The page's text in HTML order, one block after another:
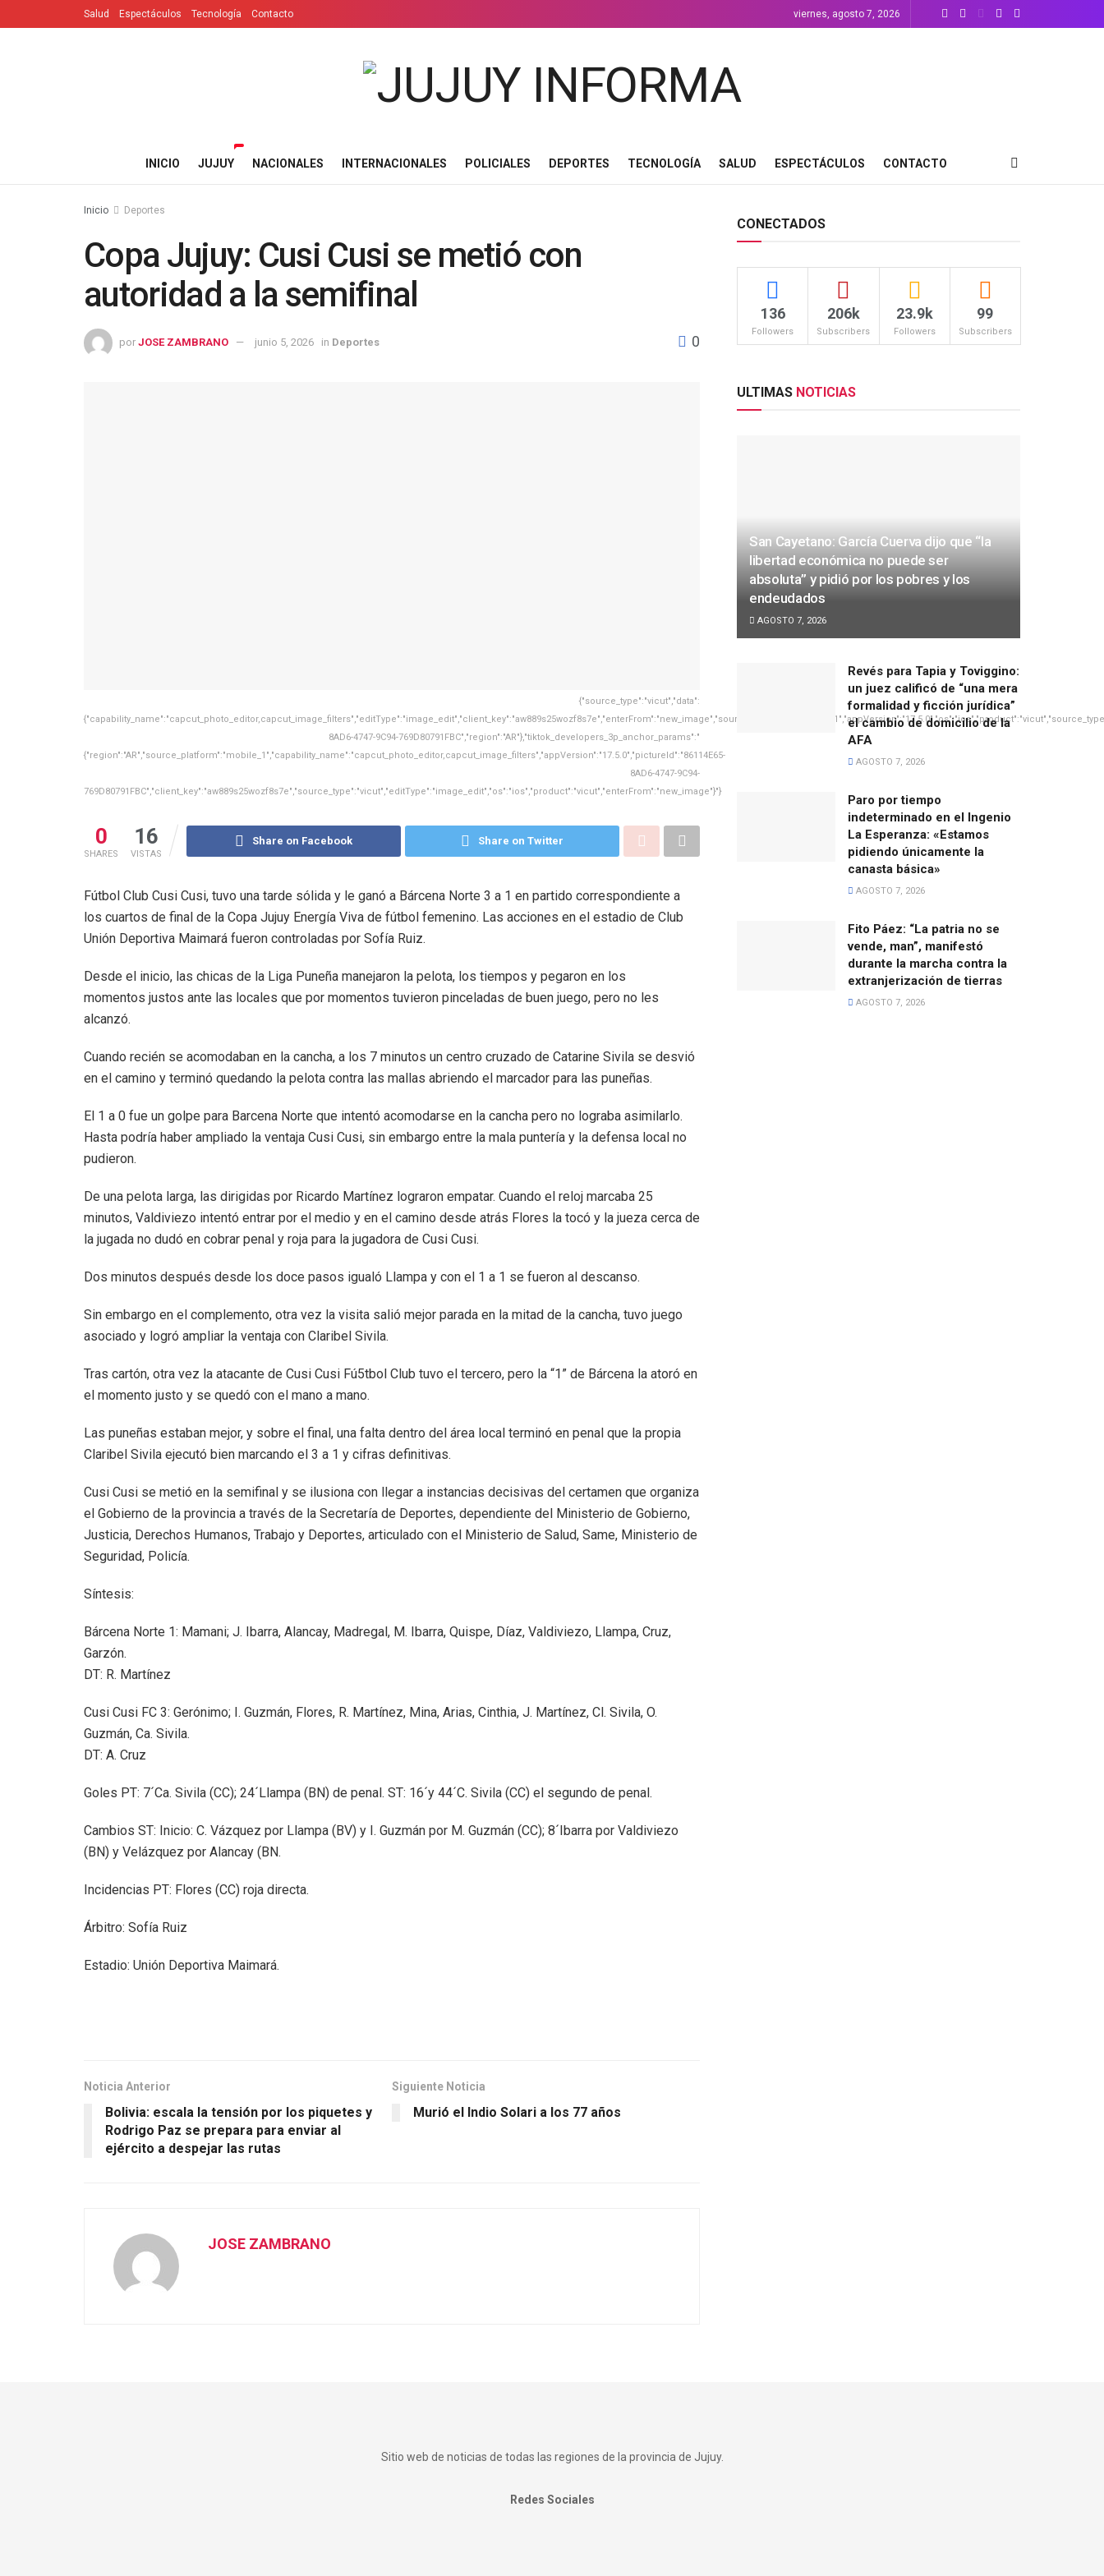
Salud Espectáculos Tecnología Contacto viernes, agosto 7, 2026
INICIO JUJUY NACIONALES INTERNACIONALES POLICIALES DEPORTES TECNOLOGÍA SALUD ESPECTÁCULOS CONTACTO
Inicio Deportes
Copa Jujuy: Cusi Cusi se metió con
autoridad a la semifinal
por JOSE ZAMBRANO junio 5, 2026 in Deportes 0
{"source_type":"vicut","data":
8AD6-4747-9C94-769D80791FBC","region":"AR"},"tiktok_developers_3p_anchor_params":"
{"region":"AR","source_platform":"mobile_1","capability_name":"capcut_photo_editor,capcut_image_filters","appVersion":"17.5.0","pictureId":"86114E65-
8AD6-4747-9C94-
769D80791FBC","client_key":"aw889s25wozf8s7e","source_type":"vicut","editType":"image_edit","os":"ios","product":"vicut","enterFrom":"new_image"}"}
0
SHARES
16
VISTAS
Share on Facebook Share on Twitter
Fútbol Club Cusi Cusi, tuvo una tarde sólida y le ganó a Bárcena Norte 3 a 1 en partido correspondiente a
los cuartos de final de la Copa Jujuy Energía Viva de fútbol femenino. Las acciones en el estadio de Club
Unión Deportiva Maimará fueron controladas por Sofía Ruiz.
Desde el inicio, las chicas de la Liga Puneña manejaron la pelota, los tiempos y pegaron en los
momentos justos ante las locales que por momentos tuvieron pinceladas de buen juego, pero no les
alcanzó.
Cuando recién se acomodaban en la cancha, a los 7 minutos un centro cruzado de Catarine Sivila se desvió
en el camino y terminó quedando la pelota contra las mallas abriendo el marcador para las puneñas.
El 1 a 0 fue un golpe para Barcena Norte que intentó acomodarse en la cancha pero no lograba asimilarlo.
Hasta podría haber ampliado la ventaja Cusi Cusi, sin embargo entre la mala puntería y la defensa local no
pudieron.
De una pelota larga, las dirigidas por Ricardo Martínez lograron empatar. Cuando el reloj marcaba 25
minutos, Valdiviezo intentó entrar por el medio y en el camino desde atrás Flores la tocó y la jueza cerca de
la jugada no dudó en cobrar penal y roja para la jugadora de Cusi Cusi.
Dos minutos después desde los doce pasos igualó Llampa y con el 1 a 1 se fueron al descanso.
Sin embargo en el complemento, otra vez la visita salió mejor parada en la mitad de la cancha, tuvo juego
asociado y logró ampliar la ventaja con Claribel Sivila.
Tras cartón, otra vez la atacante de Cusi Cusi Fú5tbol Club tuvo el tercero, pero la “1” de Bárcena la atoró en
el momento justo y se quedó con el mano a mano.
Las puneñas estaban mejor, y sobre el final, una falta dentro del área local terminó en penal que la propia
Claribel Sivila ejecutó bien marcando el 3 a 1 y cifras definitivas.
Cusi Cusi se metió en la semifinal y se ilusiona con llegar a instancias decisivas del certamen que organiza
el Gobierno de la provincia a través de la Secretaría de Deportes, dependiente del Ministerio de Gobierno,
Justicia, Derechos Humanos, Trabajo y Deportes, articulado con el Ministerio de Salud, Same, Ministerio de
Seguridad, Policía.
Síntesis:
Bárcena Norte 1: Mamani; J. Ibarra, Alancay, Madregal, M. Ibarra, Quispe, Díaz, Valdiviezo, Llampa, Cruz,
Garzón.
DT: R. Martínez
Cusi Cusi FC 3: Gerónimo; I. Guzmán, Flores, R. Martínez, Mina, Arias, Cinthia, J. Martínez, Cl. Sivila, O.
Guzmán, Ca. Sivila.
DT: A. Cruz
Goles PT: 7´Ca. Sivila (CC); 24´Llampa (BN) de penal. ST: 16´y 44´C. Sivila (CC) el segundo de penal.
Cambios ST: Inicio: C. Vázquez por Llampa (BV) y I. Guzmán por M. Guzmán (CC); 8´Ibarra por Valdiviezo
(BN) y Velázquez por Alancay (BN.
Incidencias PT: Flores (CC) roja directa.
Árbitro: Sofía Ruiz
Estadio: Unión Deportiva Maimará.
Noticia Anterior
Bolivia: escala la tensión por los piquetes y
Rodrigo Paz se prepara para enviar al
ejército a despejar las rutas
Siguiente Noticia
Murió el Indio Solari a los 77 años
JOSE ZAMBRANO
CONECTADOS
136
Followers
206k
Subscribers
23.9k
Followers
99
Subscribers
ULTIMAS NOTICIAS
San Cayetano: García Cuerva dijo que “la
libertad económica no puede ser
absoluta” y pidió por los pobres y los
endeudados
AGOSTO 7, 2026
Revés para Tapia y Toviggino:
un juez calificó de “una mera
formalidad y ficción jurídica”
el cambio de domicilio de la
AFA
AGOSTO 7, 2026
Paro por tiempo
indeterminado en el Ingenio
La Esperanza: «Estamos
pidiendo únicamente la
canasta básica»
AGOSTO 7, 2026
Fito Páez: “La patria no se
vende, man”, manifestó
durante la marcha contra la
extranjerización de tierras
AGOSTO 7, 2026
Sitio web de noticias de todas las regiones de la provincia de Jujuy.
Redes Sociales